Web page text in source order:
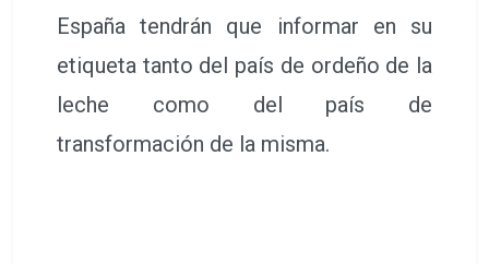
España tendrán que informar en su
etiqueta tanto del país de ordeño de la
leche como del país de
transformación de la misma.